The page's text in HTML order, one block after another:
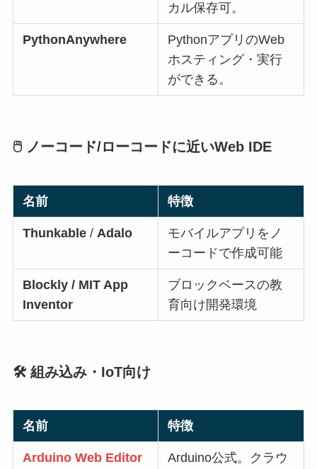
カル保存可。
PythonAnywhere
PythonアプリのWeb
ホスティング・実行
ができる。
🖱️ ノーコード/ローコードに近いWeb IDE
名前 特徴
Thunkable / Adalo
モバイルアプリをノ
ーコードで作成可能
Blockly / MIT App
Inventor
ブロックベースの教
育向け開発環境
🛠️ 組み込み・IoT向け
名前 特徴
Arduino Web Editor
Arduino公式。クラウ